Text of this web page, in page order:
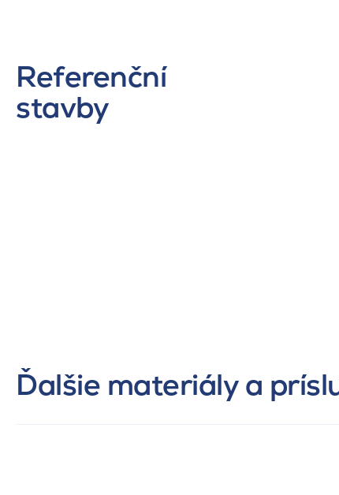
Referenční
stavby
Ďalšie materiály a